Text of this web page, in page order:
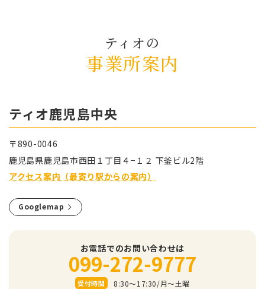
ティオの
事業所案内
ティオ⿅児島中央
〒890-0046
⿅児島県⿅児島市⻄⽥１丁⽬４−１２ 下釜ビル2階
アクセス案内（最寄り駅からの案内）
Googlemap
お電話でのお問い合わせは
099-272-9777
受付時間 8:30～17:30/⽉〜⼟曜